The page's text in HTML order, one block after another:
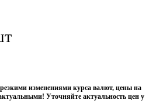
изменениями курса валют, цены на
Уточняйте актуальность цен у